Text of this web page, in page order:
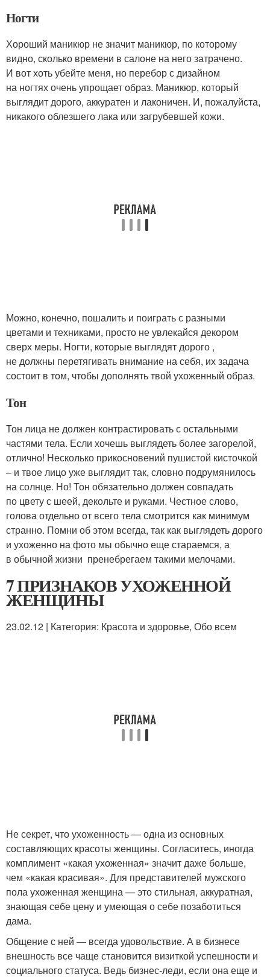
Ногти
Хороший маникюр не значит маникюр, по которому
видно, сколько времени в салоне на него затрачено.
И вот хоть убейте меня, но перебор с дизайном
на ногтях очень упрощает образ. Маникюр, который
выглядит дорого, аккуратен и лаконичен. И, пожалуйста,
никакого облезшего лака или загрубевшей кожи.
Можно, конечно, пошалить и поиграть с разными
цветами и техниками, просто не увлекайся декором
сверх меры. Ногти, которые выглядят дорого ,
не должны перетягивать внимание на себя, их задача
состоит в том, чтобы дополнять твой ухоженный образ.
Тон
Тон лица не должен контрастировать с остальными
частями тела. Если хочешь выглядеть более загорелой,
отлично! Несколько прикосновений пушистой кисточкой
– и твое лицо уже выглядит так, словно подрумянилось
на солнце. Но! Тон обязательно должен совпадать
по цвету с шеей, декольте и руками. Честное слово,
голова отдельно от всего тела смотрится как минимум
странно. Помни об этом всегда, так как выглядеть дорого
и ухоженно на фото мы обычно еще стараемся, а
в обычной жизни пренебрегаем такими мелочами.
7 ПРИЗНАКОВ УХОЖЕННОЙ
ЖЕНЩИНЫ
23.02.12 | Категория: Красота и здоровье, Обо всем
Не секрет, что ухоженность — одна из основных
составляющих красоты женщины. Согласитесь, иногда
комплимент «какая ухоженная» значит даже больше,
чем «какая красивая». Для представителей мужского
пола ухоженная женщина — это стильная, аккуратная,
знающая себе цену и умеющая о себе позаботиться
дама.
Общение с ней — всегда удовольствие. А в бизнесе
внешность все чаще становится визиткой успешности и
социального статуса. Ведь бизнес-леди, если она еще и